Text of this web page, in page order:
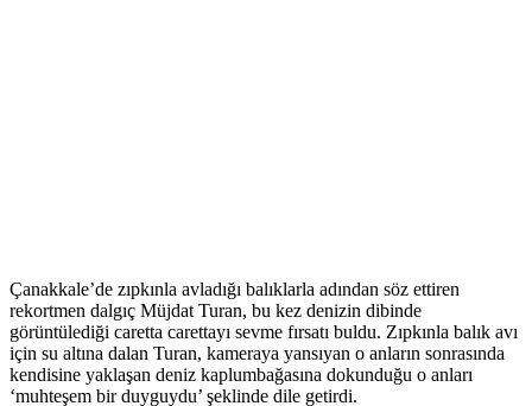
Çanakkale’de zıpkınla avladığı balıklarla adından söz ettiren
rekortmen dalgıç Müjdat Turan, bu kez denizin dibinde
görüntülediği caretta carettayı sevme fırsatı buldu. Zıpkınla balık avı
için su altına dalan Turan, kameraya yansıyan o anların sonrasında
kendisine yaklaşan deniz kaplumbağasına dokunduğu o anları
‘muhteşem bir duyguydu’ şeklinde dile getirdi.